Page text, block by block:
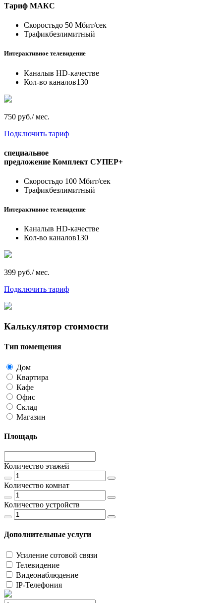
Тариф МАКС
Скоростьдо 50 Мбит/сек
Трафикбезлимитный
Интерактивное телевидение
Каналыв HD-качестве
Кол-во каналов130
750 руб./ мес.
Подключить тариф
специальное
предложение Комплект СУПЕР+
Скоростьдо 100 Мбит/сек
Трафикбезлимитный
Интерактивное телевидение
Каналыв HD-качестве
Кол-во каналов130
399 руб./ мес.
Подключить тариф
Калькулятор стоимости
Тип помещения
Дом
Квартира
Кафе
Офис
Склад
Магазин
Площадь
Количество этажей
Количество комнат
Количество устройств
Дополнительные услуги
Усиление сотовой связи
Телевидение
Видеонаблюдение
IP-Телефония